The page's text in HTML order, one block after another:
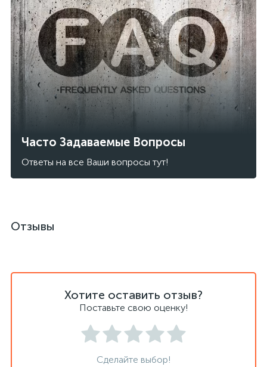
Часто Задаваемые Вопросы
Ответы на все Ваши вопросы тут!
Отзывы
Хотите оставить отзыв?
Поставьте свою оценку!
Сделайте выбор!